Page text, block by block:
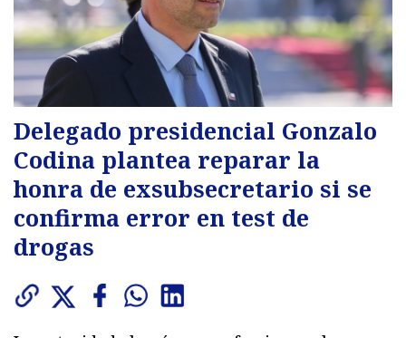
Delegado presidencial Gonzalo
Codina plantea reparar la
honra de exsubsecretario si se
confirma error en test de
drogas